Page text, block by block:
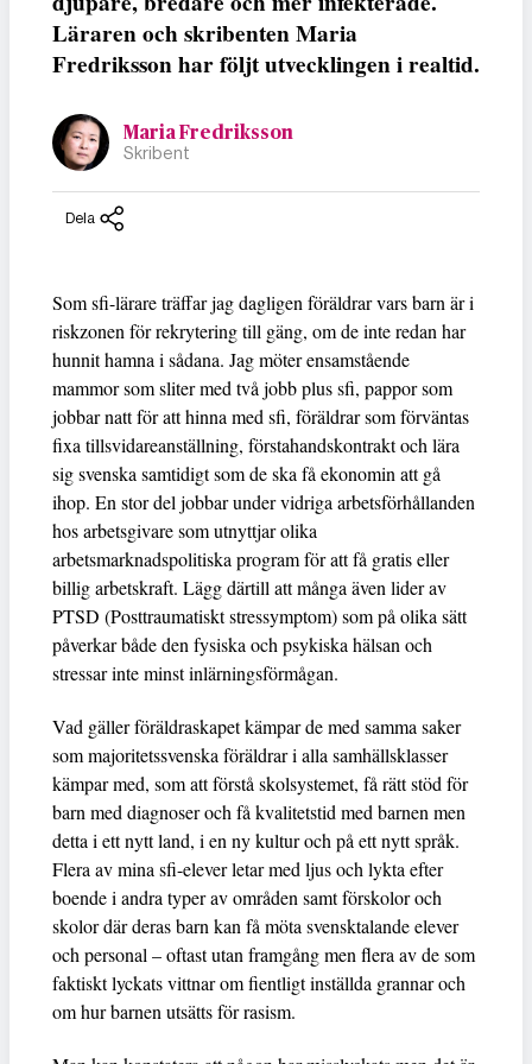
Läraren och skribenten Maria
Fredriksson har följt utvecklingen i realtid.
Maria Fredriksson
Skribent
Dela
Som sfi-lärare träffar jag dagligen föräldrar vars barn är i
riskzonen för rekrytering till gäng, om de inte redan har
hunnit hamna i sådana. Jag möter ensamstående
mammor som sliter med två jobb plus sfi, pappor som
jobbar natt för att hinna med sfi, föräldrar som förväntas
fixa tillsvidareanställning, förstahandskontrakt och lära
sig svenska samtidigt som de ska få ekonomin att gå
ihop. En stor del jobbar under vidriga arbetsförhållanden
hos arbetsgivare som utnyttjar olika
arbetsmarknadspolitiska program för att få gratis eller
billig arbetskraft. Lägg därtill att många även lider av
PTSD (Posttraumatiskt stressymptom) som på olika sätt
påverkar både den fysiska och psykiska hälsan och
stressar inte minst inlärningsförmågan.
Vad gäller föräldraskapet kämpar de med samma saker
som majoritetssvenska föräldrar i alla samhällsklasser
kämpar med, som att förstå skolsystemet, få rätt stöd för
barn med diagnoser och få kvalitetstid med barnen men
detta i ett nytt land, i en ny kultur och på ett nytt språk.
Flera av mina sfi-elever letar med ljus och lykta efter
boende i andra typer av områden samt förskolor och
skolor där deras barn kan få möta svensktalande elever
och personal – oftast utan framgång men flera av de som
faktiskt lyckats vittnar om fientligt inställda grannar och
om hur barnen utsätts för rasism.